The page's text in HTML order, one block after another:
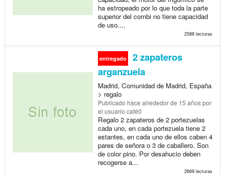
ha estropeado por lo que toda la parte
superior del combi no tiene capacidad
de uso....
2588 lecturas
entregado
2 zapateros
arganzuela
Madrid, Comunidad de Madrid, España
> regalo
Publicado hace alrededor de 15 añospor
el usuario café0
Regalo 2 zapateros de 2 portezuelas
cada uno, en cada portezuela tiene 2
estantes, en cada uno de ellos caben 4
pares de señora o 3 de caballero. Son
de color pino. Por desahucio deben
recogerse a...
2669 lecturas